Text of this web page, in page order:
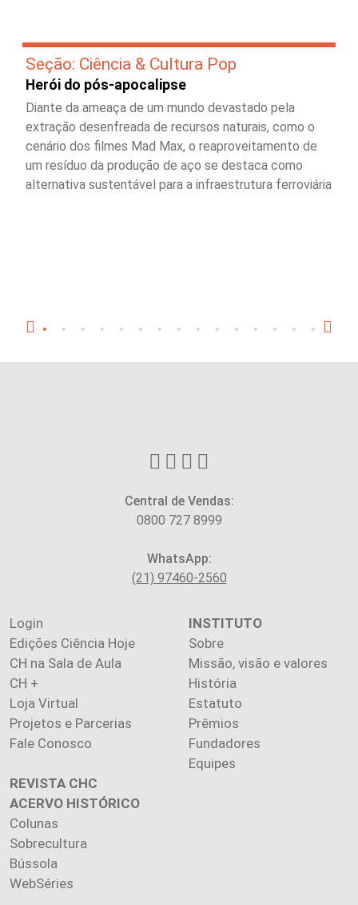
Seção: Ciência & Cultura Pop
Herói do pós-apocalipse
Diante da ameaça de um mundo devastado pela
extração desenfreada de recursos naturais, como o
cenário dos filmes Mad Max, o reaproveitamento de
um resíduo da produção de aço se destaca como
alternativa sustentável para a infraestrutura ferroviária
Central de Vendas:
0800 727 8999
WhatsApp:
(21) 97460-2560
Login
Edições Ciência Hoje
CH na Sala de Aula
CH +
Loja Virtual
Projetos e Parcerias
Fale Conosco
INSTITUTO
Sobre
Missão, visão e valores
História
Estatuto
Prêmios
Fundadores
Equipes
REVISTA CHC
ACERVO HISTÓRICO
Colunas
Sobrecultura
Bússola
WebSéries